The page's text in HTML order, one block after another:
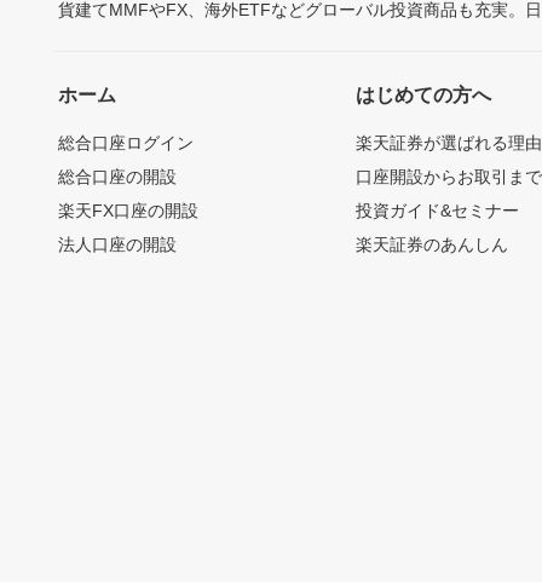
貨建てMMFやFX、海外ETFなどグローバル投資商品も充実。
ホーム
総合口座ログイン
総合口座の開設
楽天FX口座の開設
法人口座の開設
はじめての方へ
楽天証券が選ばれる理由
口座開設からお取引ま
投資ガイド&セミナー
楽天証券のあんしん